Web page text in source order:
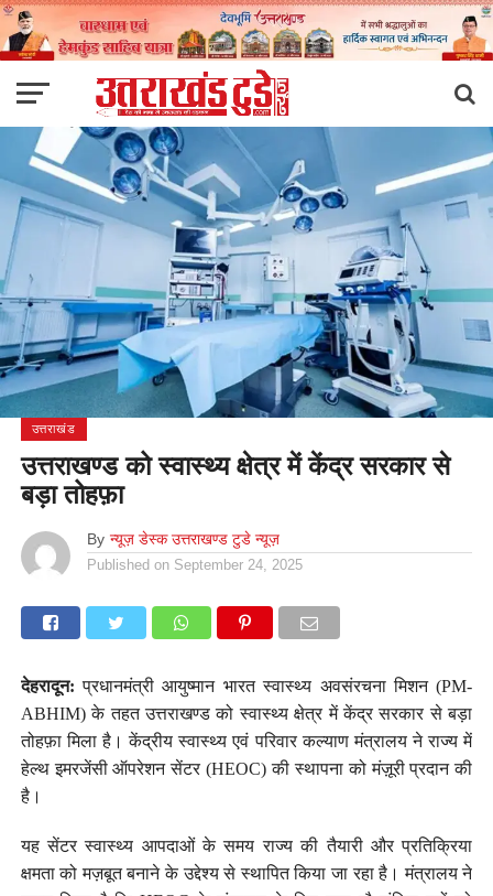
उत्तराखंड
उत्तराखण्ड को स्वास्थ्य क्षेत्र में केंद्र सरकार से
बड़ा तोहफ़ा
By न्यूज़ डेस्क उत्तराखण्ड टुडे न्यूज़
Published on September 24, 2025
देहरादून: प्रधानमंत्री आयुष्मान भारत स्वास्थ्य अवसंरचना मिशन (PM-
ABHIM) के तहत उत्तराखण्ड को स्वास्थ्य क्षेत्र में केंद्र सरकार से बड़ा
तोहफ़ा मिला है। केंद्रीय स्वास्थ्य एवं परिवार कल्याण मंत्रालय ने राज्य में
हेल्थ इमरजेंसी ऑपरेशन सेंटर (HEOC) की स्थापना को मंज़ूरी प्रदान की
है।
यह सेंटर स्वास्थ्य आपदाओं के समय राज्य की तैयारी और प्रतिक्रिया
क्षमता को मज़बूत बनाने के उद्देश्य से स्थापित किया जा रहा है। मंत्रालय ने